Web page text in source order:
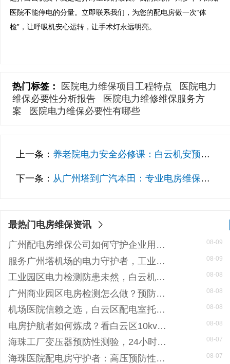
医院不能停电的分量。立即联系我们，为您的配电房做一次“体
检”，让呼吸机安心运转，让手术灯永远明亮。
热门标签： 医院电力维保项目工程特点
医院电力
维保必要性分析报告
医院电力维修维保服务方
案
医院电力维保必要性有哪些
上一条： 养老院电力安全必修课：白云机安预防性检测守护长者安宁
下一条： 从广州塔到广汽本田：专业电房维保如何护航天河区办公楼与工厂
最热门电房维保资讯
广州配电房维保公司如何守护企业用电安全？26年专业经验给您安心保障
08-09
服务广州塔机场的电力守护者，工业商业园区信赖的大型配电房检修公司 08-09
工业园区电力检测防患未然，白云机安预防性试验护航安全生产 08-08
广州商业园区电房检测怎么做？预防性试验守护电力安全 08-08
机场医院信赖之选，白云区配电室托管公司护航高频稳定用电 08-08
电房护航者如何炼成？看白云区10kv配电房维保公司如何守护商业园区与地标脉搏 08-08
海珠工厂变压器预防性测验，24小时生产不断电的守护神 08-07
海珠医院配电房守护者：高压预防性试验如何规避呼吸机停摆风险 08-07